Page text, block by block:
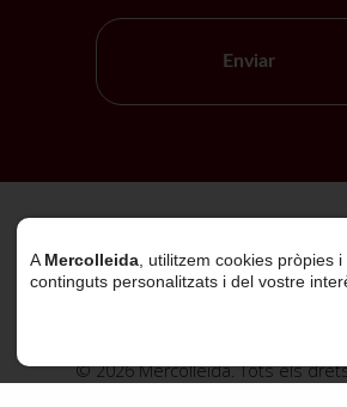
Enviar
© 2026 Mercolleida. Tots els
A Mercolleida , utilitzem cookies
continguts personalitzats i del vostre